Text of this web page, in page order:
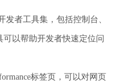
发者工具集，包括控制台、
可以帮助开发者快速定位问
标签页，可以对网页